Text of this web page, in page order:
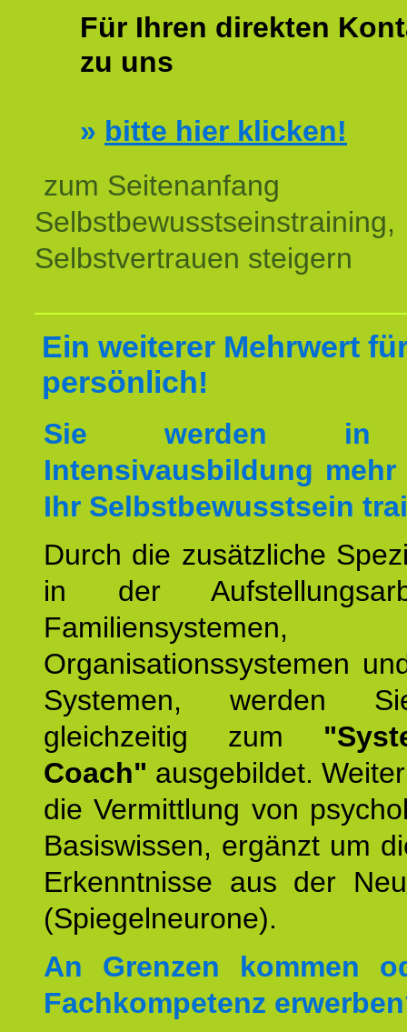
Für Ihren direkten
zu uns
» bitte hier klicken!
zum Seitenanfang
Selbstbewusstseinstraining,
Selbstvertrauen steigern
Ein weiterer Mehrwert
persönlich!
Sie werden in
Intensivausbildung
Ihr Selbstbewusstsein
Durch die zusätzliche
in der
Familiensystemen,
Organisationssystemen
Systemen, werden
gleichzeitig zum
Coach" ausgebildet.
die Vermittlung von
Basiswissen, ergänzt um
Erkenntnisse aus der
(Spiegelneurone).
An Grenzen kommen
Fachkompetenz